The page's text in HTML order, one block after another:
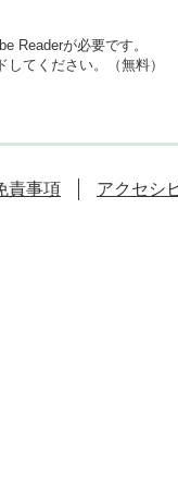
Readerが必要です。
てください。（無料）
責事項 アクセシ